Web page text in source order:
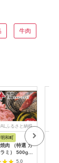
牛肉
ふるさと納税
和町
肉 （特選 カ
ミ） 500g
肉 和牛 ブラ
5.0